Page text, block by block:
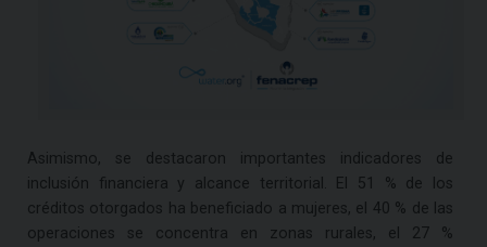
Asimismo, se destacaron importantes indicadores de
inclusión financiera y alcance territorial. El 51 % de los
créditos otorgados ha beneficiado a mujeres, el 40 % de las
operaciones se concentra en zonas rurales, el 27 %